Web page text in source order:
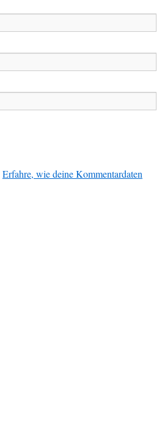
Erfahre, wie deine Kommentardaten